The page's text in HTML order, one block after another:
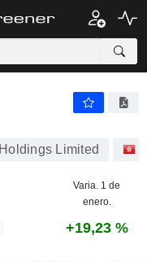
Limited
Varia. 1 de
enero.
+19,23 %